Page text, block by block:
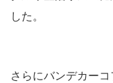
した。
さらにバンデカー